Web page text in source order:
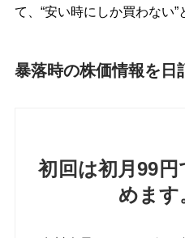
て、“安い時にしか買わない”
暴落時の株価情報を日